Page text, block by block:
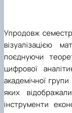
Упродовж
візуалізацією
поєднуючи
цифрової
академічної
яких
інструменти